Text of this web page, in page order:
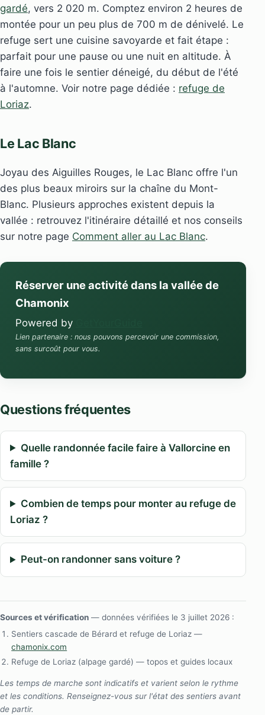
gardé, vers 2 020 m. Comptez environ 2 heures de
montée pour un peu plus de 700 m de dénivelé. Le
refuge sert une cuisine savoyarde et fait étape :
parfait pour une pause ou une nuit en altitude. À
faire une fois le sentier déneigé, du début de l'été
à l'automne. Voir notre page dédiée : refuge de
Loriaz.
Le Lac Blanc
Joyau des Aiguilles Rouges, le Lac Blanc offre l'un
des plus beaux miroirs sur la chaîne du Mont-
Blanc. Plusieurs approches existent depuis la
vallée : retrouvez l'itinéraire détaillé et nos conseils
sur notre page Comment aller au Lac Blanc.
Réserver une activité dans la vallée de
Chamonix
Powered by
Lien partenaire : nous pouvons percevoir une commission,
sans surcoût pour vous.
Questions fréquentes
Quelle randonnée facile faire à Vallorcine en
famille ?
Combien de temps pour monter au refuge de
Loriaz ?
Peut-on randonner sans voiture ?
Sources et vérification — données vérifiées le 3 juillet 2026 :
Sentiers cascade de Bérard et refuge de Loriaz —
chamonix.com
Refuge de Loriaz (alpage gardé) — topos et guides locaux
Les temps de marche sont indicatifs et varient selon le rythme
et les conditions. Renseignez-vous sur l'état des sentiers avant
de partir.